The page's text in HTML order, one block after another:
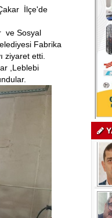
İlçe'de
ve Sosyal
Fabrika
ziyaret etti.
,Leblebi